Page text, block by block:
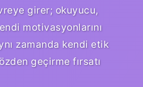
girer; okuyucu,
motivasyonlarını
zamanda kendi etik
geçirme fırsatı